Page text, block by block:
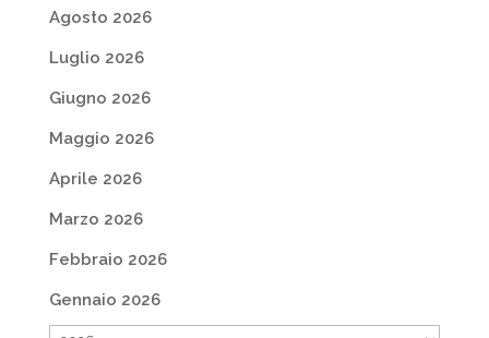
Agosto 2026
Luglio 2026
Giugno 2026
Maggio 2026
Aprile 2026
Marzo 2026
Febbraio 2026
Gennaio 2026